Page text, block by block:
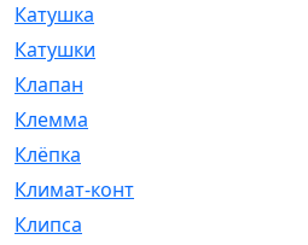
Катушка
Катушки
Клапан
Клемма
Клёпка
Климат-контроль
Клипса